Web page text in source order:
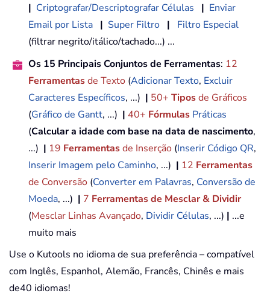
| Criptografar/Descriptografar Células | Enviar
Email por Lista | Super Filtro |
Filtro Especial
(filtrar negrito/itálico/tachado...) ...
Os 15 Principais Conjuntos de Ferramentas: 12
Ferramentasde Texto (Adicionar Texto, Excluir
Caracteres Específicos, ...) | 50+ Tiposde Gráficos
(Gráfico de Gantt, ...) | 40+ Fórmulas Práticas
(Calcular a idade com base na data de nascimento,
...) | 19 Ferramentasde Inserção (Inserir Código QR,
Inserir Imagem pelo Caminho, ...) | 12 Ferramentas
de Conversão (Converter em Palavras, Conversão de
Moeda, ...) | 7 Ferramentas de Mesclar & Dividir
(Mesclar Linhas Avançado, Dividir Células, ...) | ...e
muito mais
Use o Kutools no idioma de sua preferência – compatível
com Inglês, Espanhol, Alemão, Francês, Chinês e mais
de40 idiomas!